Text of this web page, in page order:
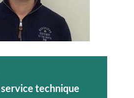
technique